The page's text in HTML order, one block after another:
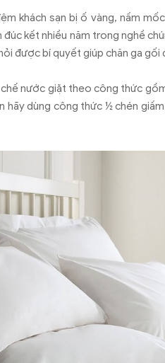
khách sạn bị ố vàng, nấm
đúc kết nhiều năm trong nghề
được bí quyết giúp chăn ga gối
chế nước giặt theo công thức
hãy dùng công thức ½ chén